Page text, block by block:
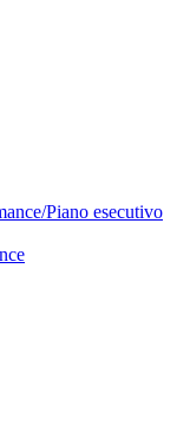
Piano esecutivo